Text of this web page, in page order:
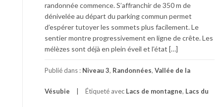
randonnée commence. S’affranchir de 350 m de
dénivelée au départ du parking commun permet
d’espérer tutoyer les sommets plus facilement. Le
sentier montre progressivement en ligne de crête. Les
mélèzes sont déjà en plein éveil et l’état […]
Publié dans : Niveau 3, Randonnées, Vallée de la
Vésubie Étiqueté avec Lacs de montagne, Lacs du